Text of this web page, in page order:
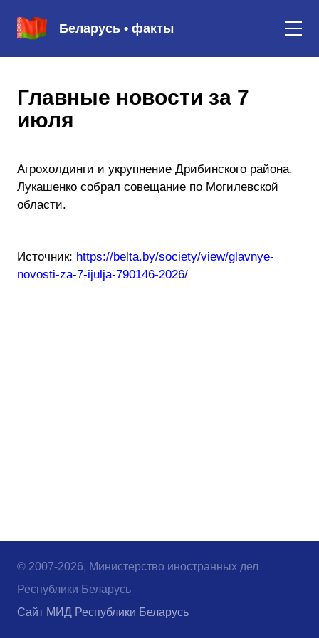
Беларусь • факты
Главные новости за 7
июля
Агрохолдинги и укрупнение Дрибинского района.
Лукашенко собрал совещание по Могилевской
области.
Источник: https://belta.by/society/view/glavnye-
novosti-za-7-ijulja-790146-2026/
© 2007-2026, Министерство иностранных дел
Республики Беларусь
Сайт МИД Республики Беларусь